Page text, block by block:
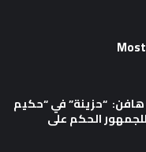
هافن: “حزينة” في “حكيم
الحكم على